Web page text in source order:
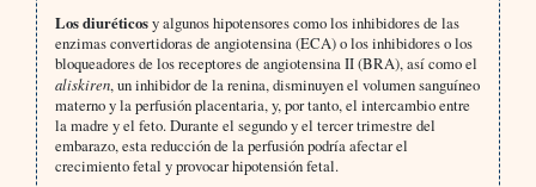
Los diuréticosy algunos hipotensores como los inhibidores de las
enzimas convertidoras de angiotensina (ECA) o los inhibidores o los
bloqueadores de los receptores de angiotensina II (BRA), así como el
aliskiren, un inhibidor de la renina, disminuyen el volumen sanguíneo
materno y la perfusión placentaria, y, por tanto, el intercambio entre
la madre y el feto. Durante el segundo y el tercer trimestre del
embarazo, esta reducción de la perfusión podría afectar el
crecimiento fetal y provocar hipotensión fetal.